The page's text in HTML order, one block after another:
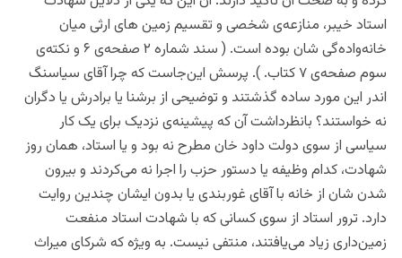
استاد خیبر، منازعه‌ی شخصی و تقسیم زمین های ارثی میان
خانه‌واده‌‌‌گی شان بوده است. ( سند شماره ۲ صفحه‌ی ۶ و نکته‌ی
سوم صفحه‌ی ۷ کتاب. ). پرسش این‌جاست که چرا آقای سیاسنگ
اندر این مورد ساده گذشتند و توضیحی از برشنا یا برادرش یا دگران
نه خواستند؟ بانظرداشت آن که پیشینه‌ی نزدیک برای یک کار
سیاسی از سوی دولت داود خان مطرح نه بود و یا استاد، همان روز
شهادت، کدام وظیفه یا دستور حزب را اجرا نه می‌کردند و بیرون
شدن شان از خانه با آقای غوربندی یا بدون ایشان چندین روایت
دارد. ترور استاد از سوی کسانی که با شهادت استاد منفعت
زمین‌داری زیاد می‌یافتند، منتفی نیست. به ویژه که شرکای میراث